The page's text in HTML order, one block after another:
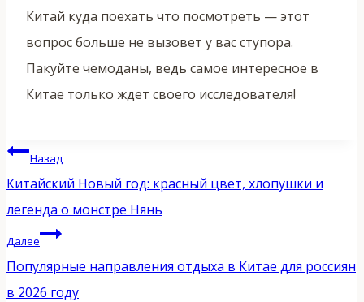
Китай куда поехать что посмотреть — этот
вопрос больше не вызовет у вас ступора.
Пакуйте чемоданы, ведь самое интересное в
Китае только ждет своего исследователя!
Навигация
по
записям
Назад
Китайский Новый год: красный цвет, хлопушки и
легенда о монстре Нянь
Далее
Популярные направления отдыха в Китае для россиян
в 2026 году